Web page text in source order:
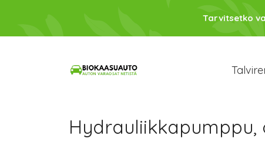
Tarvitsetko
Hydrauliikkapumppu,